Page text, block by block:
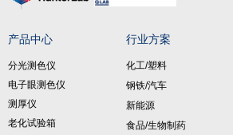
产品中心
分光测色仪
电子眼测色仪
测厚仪
老化试验箱
行业方案
化工/塑料
钢铁/汽车
新能源
食品/生物制药